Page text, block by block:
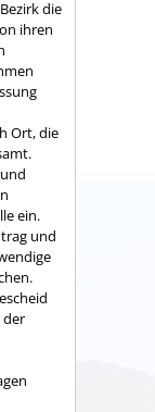
die
ihren
Ort, die
ein.
und
der